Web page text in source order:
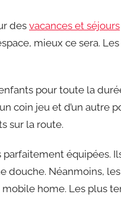
des vacances et séjours
mieux ce sera.
pour toute la
coin jeu et d’un autre
sur la route.
équipées.
douche. Néanmoins,
home. Les plus